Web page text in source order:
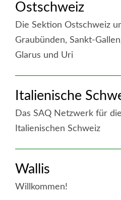
:
Nord-
Romande
Ostschweiz
Die Sektion Ostschweiz
Graubünden, Sankt-
Glarus und Uri
Ostschweiz
Italienische
Das SAQ Netzwerk für
Italienischen Schweiz
:
Italienische
Wallis
Willkommen!